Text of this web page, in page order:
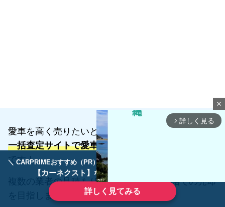
＼ CARPRIMEおすすめ（PR） ／
【カーネクスト】ならどんなクルマも高価買取
詳しく見てみる
愛車を高く売りたいとお考えの方は、
一括査定サイトで愛車の価格を調べるのがオススメ
です！
複数の業者の見積もりを比較して最高価格での売却
を目指しましょう！
close
arrow_forward_ios 詳しく見る